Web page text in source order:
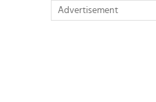
Advertisement